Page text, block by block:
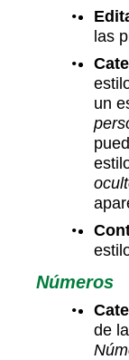
las
un
Números
de